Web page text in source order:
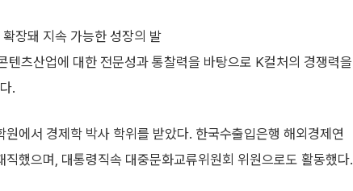
장돼 지속 가능한 성장의 발
텐츠산업에 대한 전문성과 통찰력을 바탕으로 K컬처의 경쟁력을
.
에서 경제학 박사 학위를 받았다. 한국수출입은행 해외경제연
했으며, 대통령직속 대중문화교류위원회 위원으로도 활동했다.